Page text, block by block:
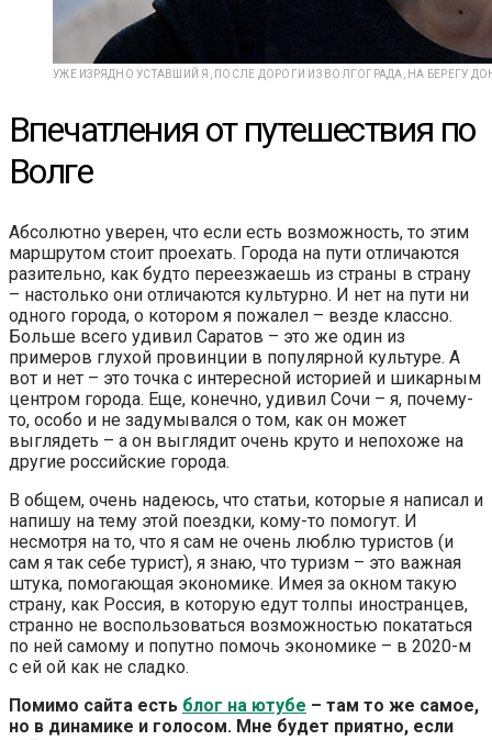
УЖЕ ИЗРЯДНО УСТАВШИЙ Я, ПОСЛЕ ДОРОГИ ИЗ ВОЛГОГРАДА, НА БЕРЕГУ
Впечатления от путешествия по
Волге
Абсолютно уверен, что если есть возможность, то этим
маршрутом стоит проехать. Города на пути отличаются
разительно, как будто переезжаешь из страны в страну
– настолько они отличаются культурно. И нет на пути ни
одного города, о котором я пожалел – везде классно.
Больше всего удивил Саратов – это же один из
примеров глухой провинции в популярной культуре. А
вот и нет – это точка с интересной историей и шикарным
центром города. Еще, конечно, удивил Сочи – я, почему-
то, особо и не задумывался о том, как он может
выглядеть – а он выглядит очень круто и непохоже на
другие российские города.
В общем, очень надеюсь, что статьи, которые я написал и
напишу на тему этой поездки, кому-то помогут. И
несмотря на то, что я сам не очень люблю туристов (и
сам я так себе турист), я знаю, что туризм – это важная
штука, помогающая экономике. Имея за окном такую
страну, как Россия, в которую едут толпы иностранцев,
странно не воспользоваться возможностью покататься
по ней самому и попутно помочь экономике – в 2020-м
с ей ой как не сладко.
Помимо сайта есть блог на ютубе – там то же самое,
но в динамике и голосом. Мне будет приятно, если